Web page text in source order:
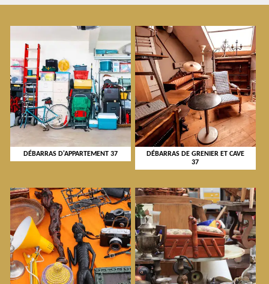
DÉBARRAS D'APPARTEMENT 37
DÉBARRAS DE GRENIER ET CAVE
37